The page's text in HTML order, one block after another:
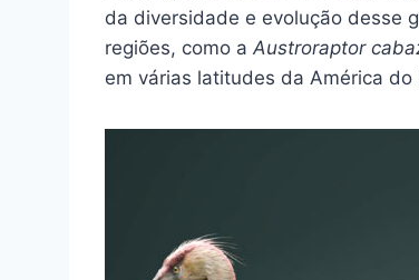
da diversidade e evolução desse
regiões, como a Austroraptor
em várias latitudes da América do